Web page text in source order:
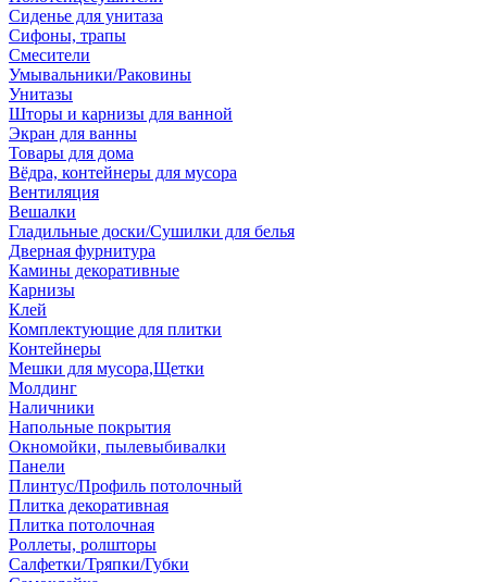
Сиденье для унитаза
Сифоны, трапы
Смесители
Умывальники/Раковины
Унитазы
Шторы и карнизы для ванной
Экран для ванны
Товары для дома
Вёдра, контейнеры для мусора
Вентиляция
Вешалки
Гладильные доски/Сушилки для белья
Дверная фурнитура
Камины декоративные
Карнизы
Клей
Комплектующие для плитки
Контейнеры
Мешки для мусора,Щетки
Молдинг
Наличники
Напольные покрытия
Окномойки, пылевыбивалки
Панели
Плинтус/Профиль потолочный
Плитка декоративная
Плитка потолочная
Роллеты, ролшторы
Салфетки/Тряпки/Губки